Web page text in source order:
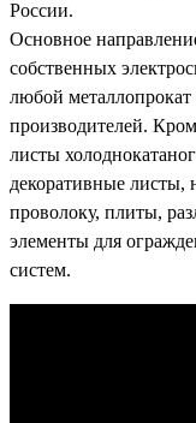
России.
Основное
собственных
любой
производителей.
листы
декоративные
проволоку, плиты,
элементы для
систем.